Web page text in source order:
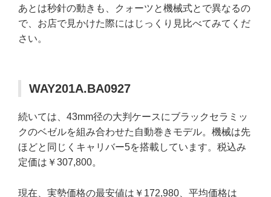
あとは秒針の動きも、クォーツと機械式とで異なるの
で、お店で見かけた際にはじっくり見比べてみてくだ
さい。
WAY201A.BA0927
続いては、43mm径の大判ケースにブラックセラミッ
クのベゼルを組み合わせた自動巻きモデル。機械は先
ほどと同じくキャリバー5を搭載しています。税込み
定価は￥307,800。
現在、実勢価格の最安値は￥172,980、平均価格は